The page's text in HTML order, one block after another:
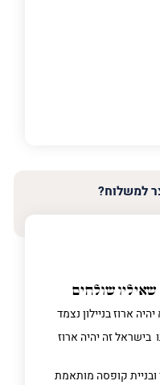
למשלוח?
שאיליו שולחים
ארוז בניילון נצמד
בישראל זה יהיה ארוז
ובניית קופסה מותאמת